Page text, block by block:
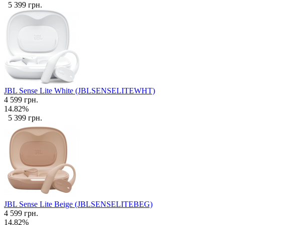
5 399 грн.
JBL Sense Lite White (JBLSENSELITEWHT)
4 599 грн.
14.82%
5 399 грн.
JBL Sense Lite Beige (JBLSENSELITEBEG)
4 599 грн.
14.82%